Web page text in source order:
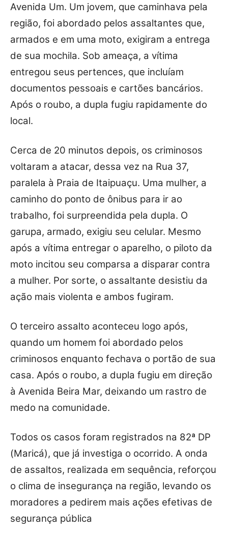
Avenida Um. Um jovem, que caminhava pela
região, foi abordado pelos assaltantes que,
armados e em uma moto, exigiram a entrega
de sua mochila. Sob ameaça, a vítima
entregou seus pertences, que incluíam
documentos pessoais e cartões bancários.
Após o roubo, a dupla fugiu rapidamente do
local.
Cerca de 20 minutos depois, os criminosos
voltaram a atacar, dessa vez na Rua 37,
paralela à Praia de Itaipuaçu. Uma mulher, a
caminho do ponto de ônibus para ir ao
trabalho, foi surpreendida pela dupla. O
garupa, armado, exigiu seu celular. Mesmo
após a vítima entregar o aparelho, o piloto da
moto incitou seu comparsa a disparar contra
a mulher. Por sorte, o assaltante desistiu da
ação mais violenta e ambos fugiram.
O terceiro assalto aconteceu logo após,
quando um homem foi abordado pelos
criminosos enquanto fechava o portão de sua
casa. Após o roubo, a dupla fugiu em direção
à Avenida Beira Mar, deixando um rastro de
medo na comunidade.
Todos os casos foram registrados na 82ª DP
(Maricá), que já investiga o ocorrido. A onda
de assaltos, realizada em sequência, reforçou
o clima de insegurança na região, levando os
moradores a pedirem mais ações efetivas de
segurança pública